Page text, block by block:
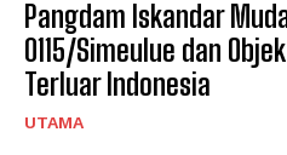
Pangdam Iskandar
0115/Simeulue dan
Terluar Indonesia
UTAMA